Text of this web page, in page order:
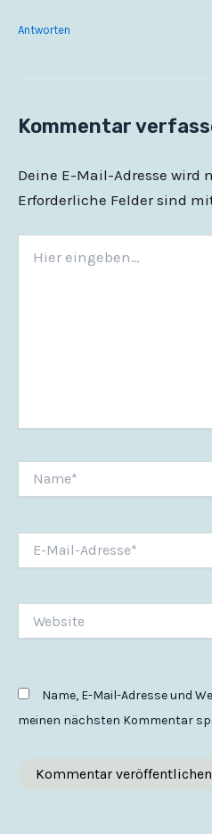
Antworten
Kommentar
Deine E-Mail-Adresse wird
Erforderliche Felder sind
eingeben…
Mail-
Name, E-Mail-Adresse und
meinen nächsten Kommentar